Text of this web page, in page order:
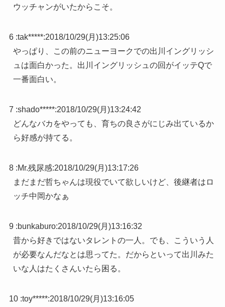
ウッチャンがいたからこそ。
6 :tak*****:2018/10/29(月)13:25:06
やっぱり、この前のニューヨークでの出川イングリッシ
ュは面白かった。出川イングリッシュの回がイッテQで
一番面白い。
7 :shado*****:2018/10/29(月)13:24:42
どんなバカをやっても、育ちの良さがにじみ出ているか
ら好感が持てる。
8 :Mr.残尿感:2018/10/29(月)13:17:26
まだまだ哲ちゃんは現役でいて欲しいけど、後継者はロ
ッチ中岡かなぁ
9 :bunkaburo:2018/10/29(月)13:16:32
昔から好きではないタレントの一人。でも、こういう人
が必要なんだなとは思ってた。だからといって出川みた
いな人はたくさんいたら困る。
10 :toy*****:2018/10/29(月)13:16:05